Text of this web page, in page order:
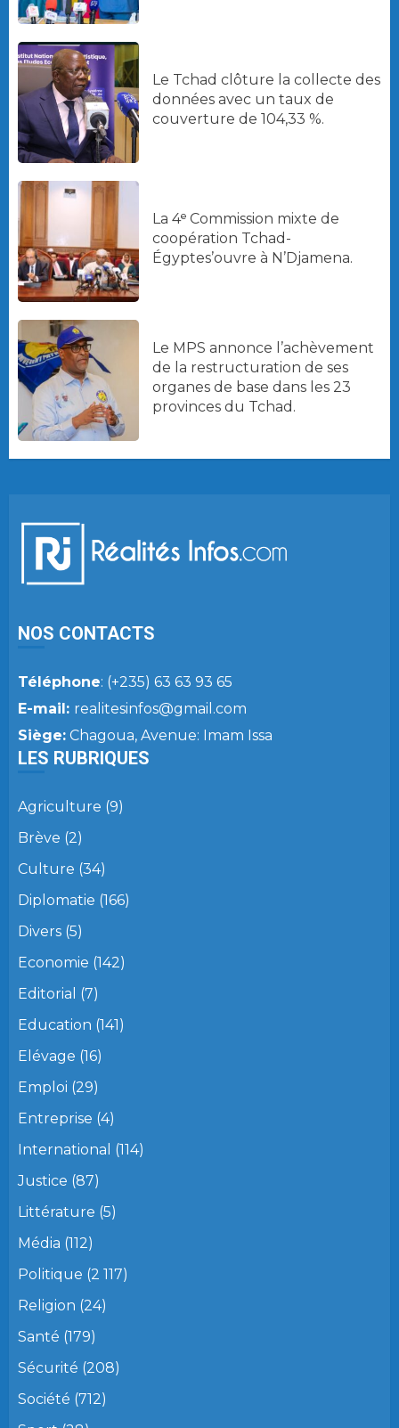
Le Tchad clôture la collecte des
données avec un taux de
couverture de 104,33 %.
La 4ᵉ Commission mixte de
coopération Tchad-
Égyptes’ouvre à N’Djamena.
Le MPS annonce l’achèvement
de la restructuration de ses
organes de base dans les 23
provinces du Tchad.
NOS CONTACTS
Téléphone: (+235) 63 63 93 65
E-mail: realitesinfos@gmail.com
Siège: Chagoua, Avenue: Imam Issa
LES RUBRIQUES
Agriculture (9)
Brève (2)
Culture (34)
Diplomatie (166)
Divers (5)
Economie (142)
Editorial (7)
Education (141)
Elévage (16)
Emploi (29)
Entreprise (4)
International (114)
Justice (87)
Littérature (5)
Média (112)
Politique (2 117)
Religion (24)
Santé (179)
Sécurité (208)
Société (712)